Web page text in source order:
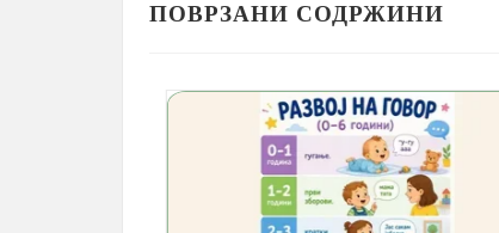
ПОВРЗАНИ СОДРЖИНИ